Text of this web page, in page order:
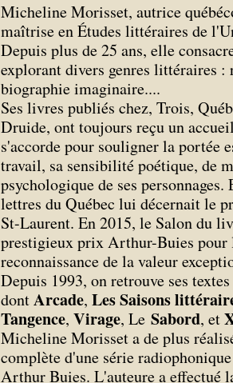
Micheline Morisset, autrice
maîtrise en Études littéraires de
Depuis plus de 25 ans, elle
explorant divers genres littéraires
biographie imaginaire....
Ses livres publiés chez, Trois,
Druide, ont toujours reçu un
s'accorde pour souligner la portée
travail, sa sensibilité poétique, de
psychologique de ses
lettres du Québec lui décernait le
St-Laurent. En 2015, le Salon du
prestigieux prix Arthur-Buies pour
reconnaissance de la valeur
Depuis 1993, on retrouve ses
dontArcade, Les Saisons
Tangence, Virage, Le Sabord, et
Micheline Morisset a de plus
complète d'une série
Arthur Buies. L'auteure a effectué